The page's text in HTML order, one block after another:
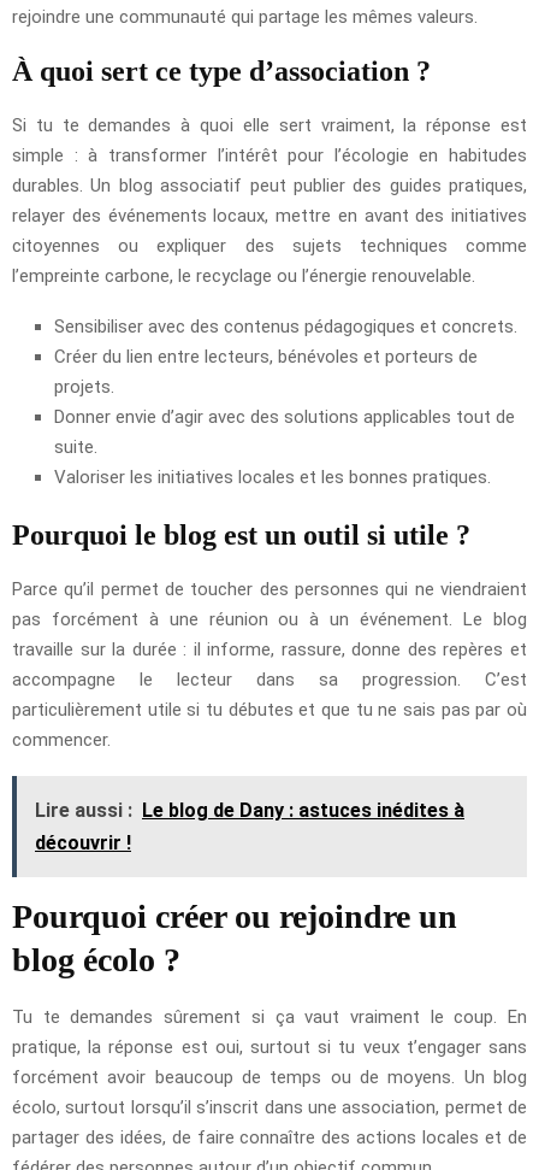
rejoindre une communauté qui partage les mêmes valeurs.
À quoi sert ce type d’association ?
Si tu te demandes à quoi elle sert vraiment, la réponse est
simple : à transformer l’intérêt pour l’écologie en habitudes
durables. Un blog associatif peut publier des guides pratiques,
relayer des événements locaux, mettre en avant des initiatives
citoyennes ou expliquer des sujets techniques comme
l’empreinte carbone, le recyclage ou l’énergie renouvelable.
Sensibiliser avec des contenus pédagogiques et concrets.
Créer du lien entre lecteurs, bénévoles et porteurs de
projets.
Donner envie d’agir avec des solutions applicables tout de
suite.
Valoriser les initiatives locales et les bonnes pratiques.
Pourquoi le blog est un outil si utile ?
Parce qu’il permet de toucher des personnes qui ne viendraient
pas forcément à une réunion ou à un événement. Le blog
travaille sur la durée : il informe, rassure, donne des repères et
accompagne le lecteur dans sa progression. C’est
particulièrement utile si tu débutes et que tu ne sais pas par où
commencer.
Lire aussi : Le blog de Dany : astuces inédites à
découvrir !
Pourquoi créer ou rejoindre un
blog écolo ?
Tu te demandes sûrement si ça vaut vraiment le coup. En
pratique, la réponse est oui, surtout si tu veux t’engager sans
forcément avoir beaucoup de temps ou de moyens. Un blog
écolo, surtout lorsqu’il s’inscrit dans une association, permet de
partager des idées, de faire connaître des actions locales et de